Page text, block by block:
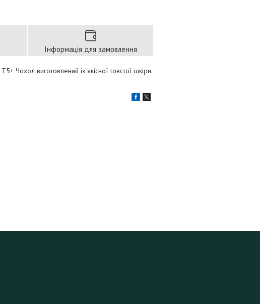
Інформація для замовлення
T5+ Чохол виготовлений із якісної товстої шкіри.